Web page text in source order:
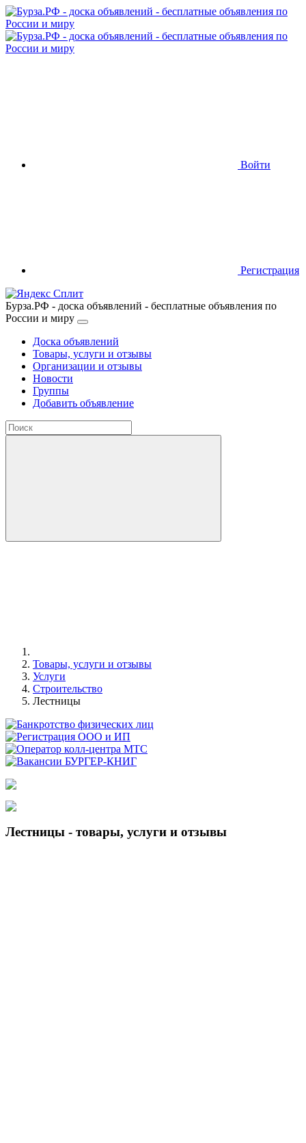
Войти
Регистрация
Бурза.РФ - доска объявлений - бесплатные объявления по
России и миру
Доска объявлений
Товары, услуги и отзывы
Организации и отзывы
Новости
Группы
Добавить объявление
Товары, услуги и отзывы
Услуги
Строительство
Лестницы
Лестницы - товары, услуги и отзывы